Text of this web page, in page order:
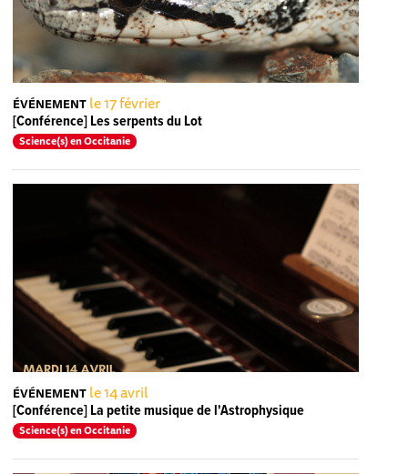
ÉVÉNEMENT le 17 février
[Conférence] Les serpents du Lot
Science(s) en Occitanie
ÉVÉNEMENT le 14 avril
[Conférence] La petite musique de l'Astrophysique
Science(s) en Occitanie